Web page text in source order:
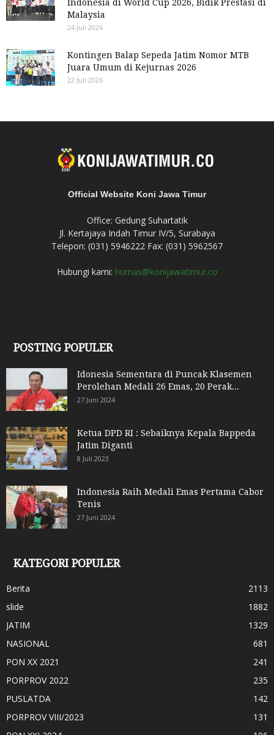
Indonesia di World Cup 2026, Bidik Prestasi di
Malaysia
24 Juli 2026
Kontingen Balap Sepeda Jatim Nomor MTB
Juara Umum di Kejurnas 2026
22 Juli 2026
Official Website Koni Jawa Timur
Office: Gedung Suhartatik
Jl. Kertajaya Indah Timur IV/5, Surabaya
Telepon: (031) 5946222 Fax: (031) 5962567
Hubungi kami: humas@konijawatimur.co
POSTING POPULER
Idonesia Sementara di Puncak Klasemen
Perolehan Medali 26 Emas, 20 Perak...
27 Juni 2024
Ketua DPD RI : Sebaiknya Kepala Bappeda
Jatim Diganti
8 Juli 2023
Indonesia Raih Medali Emas Pertama Cabor
Tenis
27 Juni 2024
KATEGORI POPULER
Berita
2113
slide
1882
JATIM
1329
NASIONAL
681
PON XX 2021
241
PORPROV 2022
235
PUSLATDA
142
PORPROV VIII/2023
131